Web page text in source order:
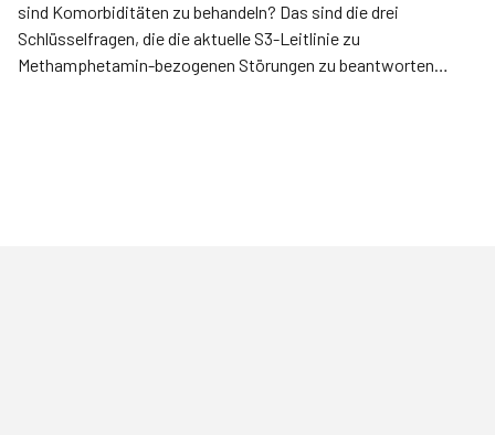
sind Komorbiditäten zu behandeln? Das sind die drei
Schlüsselfragen, die die aktuelle S3-Leitlinie zu
Methamphetamin-bezogenen Störungen zu beantworten